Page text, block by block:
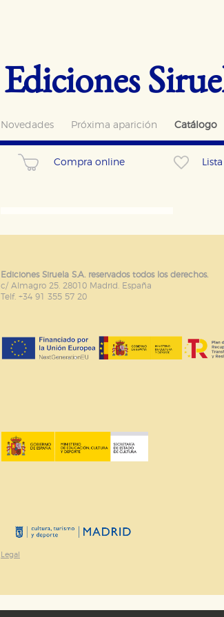
Ediciones
Novedades Próxima aparición Catálogo
Compra online
Ediciones Siruela S.A. reservados todos los derechos.
c/ Almagro 25. 28010 Madrid. España
Telf. +34 91 355 57 20
Legal
Estas cookies son necesarias para
hacerlo desde el navegador, pero en
configuraciones de servicios para
tanto, es anónima.
otros sitios. No almacenan
GUARDAR CONFIGURACIÓN